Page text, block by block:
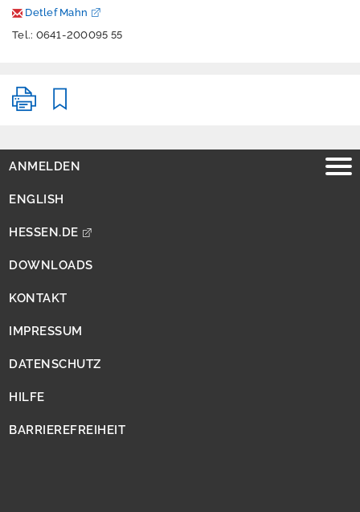
Biotopkartierungen
Wälder und
Detlef Mahn
Tel.: 0641-200095 55
ANMELDEN
ENGLISH
HESSEN.DE
DOWNLOADS
KONTAKT
IMPRESSUM
DATENSCHUTZ
HILFE
BARRIEREFREIHEIT